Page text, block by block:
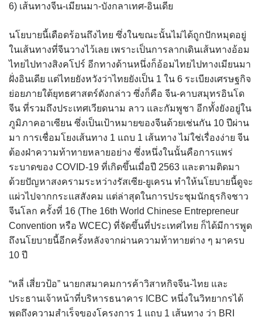
6) เส้นทางจีน-เมียนมา-บังกลาเทศ-อินเดีย
นโยบายนี้เดือดร้อนถึงไทย ซึ่งในขณะนั้นไม่ได้ถูกปักหมุดอยู่
ในเส้นทางที่จีนวางไว้เลย เพราะเป็นการลากเดินเส้นทางอ้อม
ไทยไปทางสิงคโปร์ อีกทางด้านหนึ่งก็อ้อมไทยไปทางเมียนมา
ฝั่งอินเดีย แต่ไทยยังหวังว่าไทยยังเป็น 1 ใน 6 ระเบียงเศรษฐกิจ
ย่อยภายใต้ยุทธศาสตร์ดังกล่าว ซึ่งก็คือ จีน-คาบสมุทรอินโด
จีน ที่รวมถึงประเทศเวียดนาม ลาว และกัมพูชา อีกทั้งยังอยู่ใน
ภูมิภาคอาเซียน ซึ่งเป็นเป้าหมายของจีนด้วยเช่นกัน 10 ปีผ่าน
มา การเชื่อมโยงเส้นทาง 1 แถบ 1 เส้นทาง ไม่ใช่เรื่องง่าย จีน
ต้องฝ่าความท้าทายหลายอย่าง ซึ่งหนึ่งในนั้นคือการแพร่
ระบาดของ COVID-19 ที่เกิดขึ้นเมื่อปี 2563 และตามติดมา
ด้วยปัญหาสงครามระหว่างรัสเซีย-ยูเครน ทำให้นโยบายนี้ดูจะ
แผ่วไปจากกระแสสังคม แต่ล่าสุดในการประชุมนักธุรกิจชาว
จีนโลก ครั้งที่ 16 (The 16th World Chinese Entrepreneur
Convention หรือ WCEC) ที่จัดขึ้นที่ประเทศไทย ก็ได้มีการพูด
ถึงนโยบายนี้อีกครั้งหลังจากผ่านความท้าทายต่าง ๆ มาครบ
10 ปี
“หลี่ เสี่ยวป้อ” นายกสมาคมการค้าวิสาหกิจจีน-ไทย และ
ประธานเจ้าหน้าที่บริหารธนาคาร ICBC หนึ่งในวิทยากรได้
พูดถึงความสำเร็จของโครงการ 1 แถบ 1 เส้นทาง ว่า BRI